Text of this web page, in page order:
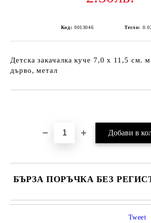
Код: 0013046 Тегло:
Детска закачалка куче 7,0 х 11,5 см.
дърво, метал
БЪРЗА ПОРЪЧКА БЕЗ
Tweet